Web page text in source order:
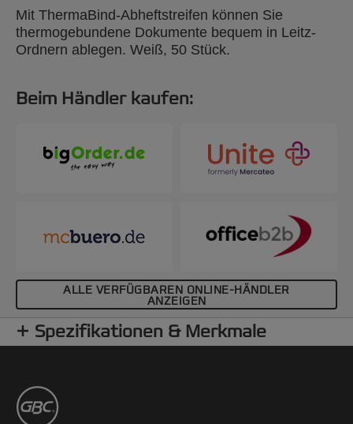
Mit ThermaBind-Abheftstreifen können Sie
thermogebundene Dokumente bequem in Leitz-
Ordnern ablegen. Weiß, 50 Stück.
Beim Händler kaufen:
ALLE VERFÜGBAREN ONLINE-HÄNDLER
ANZEIGEN
Spezifikationen & Merkmale